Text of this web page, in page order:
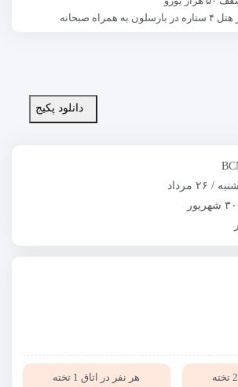
دانلود پکیج
/ ۲۶ مرداد
هر نفر در اتاق 1 تخته